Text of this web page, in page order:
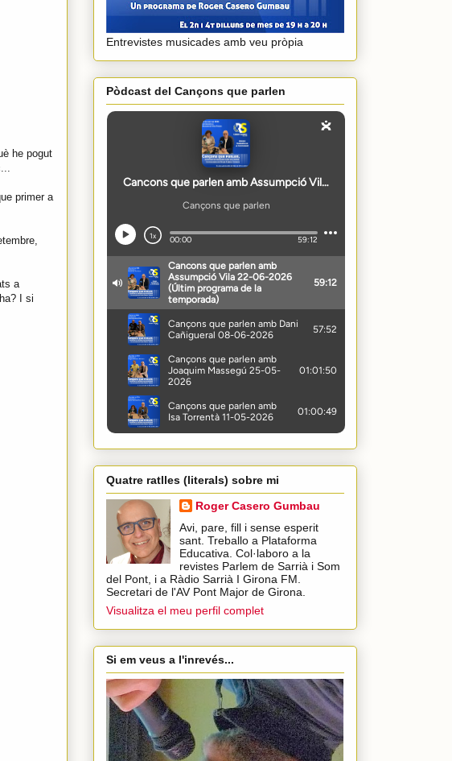
he pogut
primer a
a
I si
Entrevistes musicades amb veu pròpia
Pòdcast del Cançons que parlen
Quatre ratlles (literals) sobre mi
Roger Casero Gumbau
Avi, pare, fill i sense esperit
sant. Treballo a Plataforma
Educativa. Col·laboro a la
revistes Parlem de Sarrià i Som
del Pont, i a Ràdio Sarrià I Girona FM.
Secretari de l'AV Pont Major de Girona.
Visualitza el meu perfil complet
Si em veus a l'inrevés...